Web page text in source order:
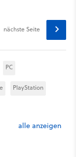
nächste Seite
PC
PlayStation
alle anzeigen